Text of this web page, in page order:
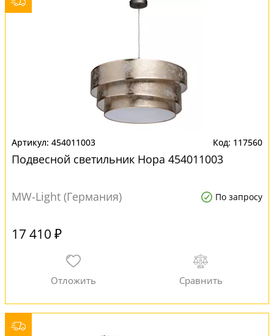
454011003 117560
Подвесной светильник Нора 454011003
MW-Light (Германия) По запросу
17 410 ₽